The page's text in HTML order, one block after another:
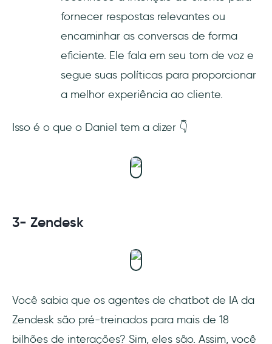
fornecer respostas relevantes ou
encaminhar as conversas de forma
eficiente. Ele fala em seu tom de voz e
segue suas políticas para proporcionar
a melhor experiência ao cliente.
Isso é o que o Daniel tem a dizer 👇
3- Zendesk
Você sabia que os agentes de chatbot de IA da
Zendesk são pré-treinados para mais de 18
bilhões de interações? Sim, eles são. Assim, você